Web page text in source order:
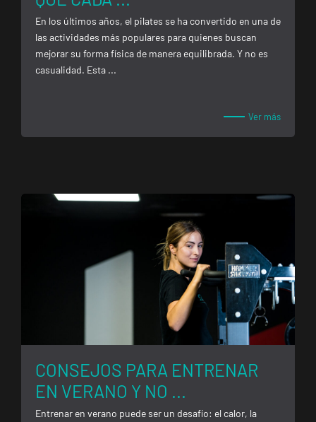
En los últimos años, el pilates se ha convertido en una de
las actividades más populares para quienes buscan
mejorar su forma física de manera equilibrada. Y no es
casualidad. Esta ...
Ver más
CONSEJOS PARA ENTRENAR
EN VERANO Y NO ...
Entrenar en verano puede ser un desafío: el calor, la